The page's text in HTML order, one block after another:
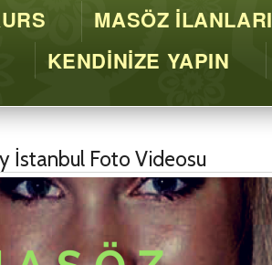
MASÖZ İLANLARI
KENDİNİZE YAPIN
İstanbul Foto Videosu